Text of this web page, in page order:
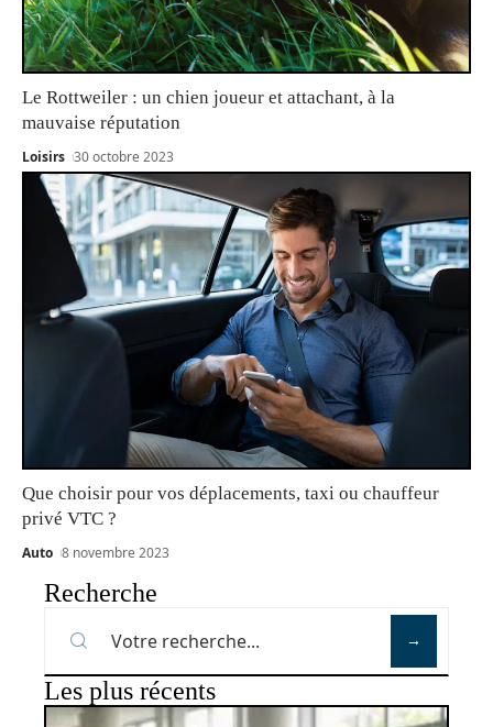
Le Rottweiler : un chien joueur et attachant, à la
mauvaise réputation
Loisirs 30 octobre 2023
Que choisir pour vos déplacements, taxi ou chauffeur
privé VTC ?
Auto 8 novembre 2023
Recherche
Les plus récents